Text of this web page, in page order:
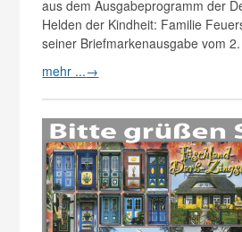
aus dem Ausgabeprogramm der
Helden der Kindheit: Familie
seiner Briefmarkenausgabe vom
mehr ...→